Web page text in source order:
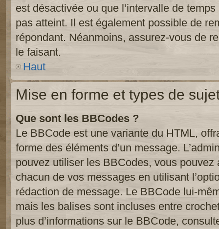
est désactivée ou que l’intervalle de
pas atteint. Il est également possible de
répondant. Néanmoins, assurez-vous de
le faisant.
Haut
Mise en forme et types de
Que sont les BBCodes ?
Le BBCode est une variante du HTML,
forme des éléments d’un message.
pouvez utiliser les BBCodes, vous
chacun de vos messages en utilisant
rédaction de message. Le BBCode lui-
mais les balises sont incluses entre
plus d’informations sur le BBCode,